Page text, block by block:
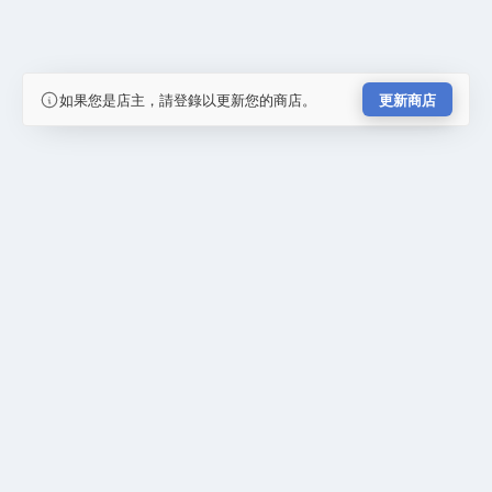
如果您是店主，請登錄以更新您的商店。 更新商店